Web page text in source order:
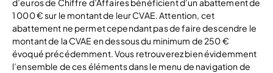
d’euros de Chiffre d’Affaires bénéficient d’un abattement de
1 000 € sur le montant de leur CVAE. Attention, cet
abattement ne permet cependant pas de faire descendre le
montant de la CVAE en dessous du minimum de 250 €
évoqué précédemment. Vous retrouverez bien évidemment
l’ensemble de ces éléments dans le menu de navigation de